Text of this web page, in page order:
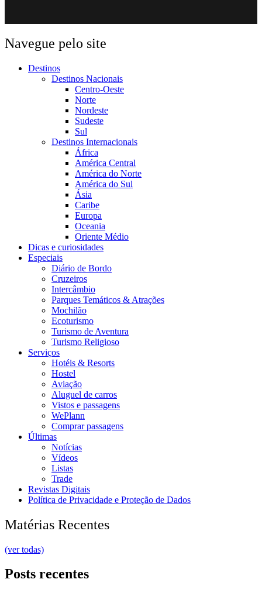
Navegue pelo site
Destinos
Destinos Nacionais
Centro-Oeste
Norte
Nordeste
Sudeste
Sul
Destinos Internacionais
África
América Central
América do Norte
América do Sul
Ásia
Caribe
Europa
Oceania
Oriente Médio
Dicas e curiosidades
Especiais
Diário de Bordo
Cruzeiros
Intercâmbio
Parques Temáticos & Atrações
Mochilão
Ecoturismo
Turismo de Aventura
Turismo Religioso
Serviços
Hotéis & Resorts
Hostel
Aviação
Aluguel de carros
Vistos e passagens
WePlann
Comprar passagens
Últimas
Notícias
Vídeos
Listas
Trade
Revistas Digitais
Política de Privacidade e Proteção de Dados
Matérias Recentes
(ver todas)
Posts recentes